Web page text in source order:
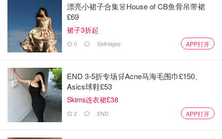
漂亮小裙子合集👗House of CB鱼骨吊带裙
£69
裙子3折起
0 Selfridges APP打开
END 3-5折专场🛒Acne马海毛围巾£150、
Asics球鞋£53
Skims连衣裙£38
2 END. APP打开